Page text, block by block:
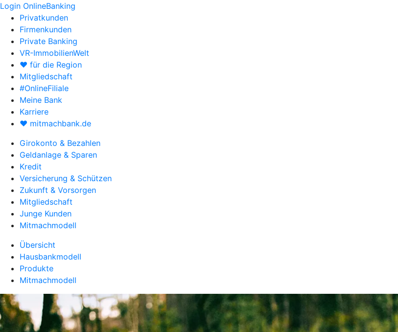
Login OnlineBanking
Privatkunden
Firmenkunden
Private Banking
VR-ImmobilienWelt
♥ für die Region
Mitgliedschaft
#OnlineFiliale
Meine Bank
Karriere
♥ mitmachbank.de
Girokonto & Bezahlen
Geldanlage & Sparen
Kredit
Versicherung & Schützen
Zukunft & Vorsorgen
Mitgliedschaft
Junge Kunden
Mitmachmodell
Übersicht
Hausbankmodell
Produkte
Mitmachmodell